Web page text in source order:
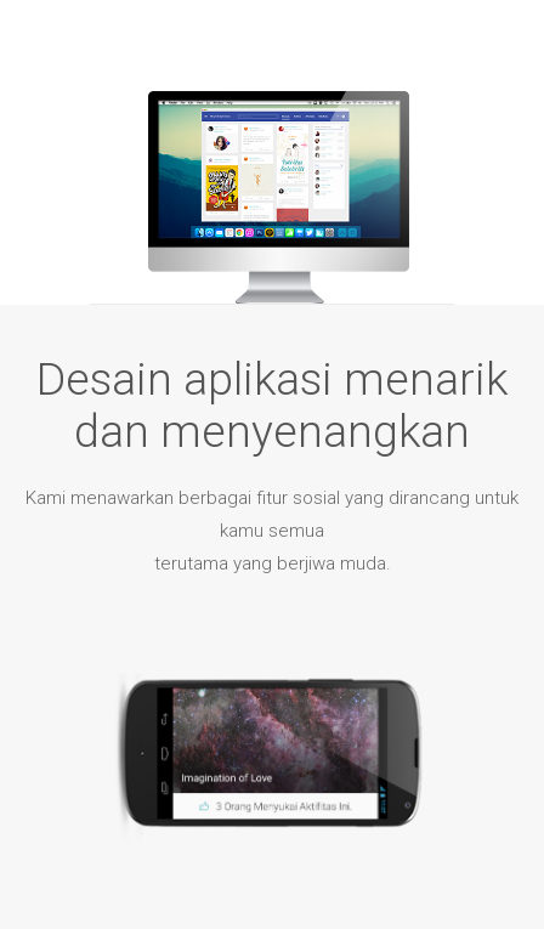
Desain aplikasi menarik
dan menyenangkan
Kami menawarkan berbagai fitur sosial yang dirancang untuk
kamu semua
terutama yang berjiwa muda.